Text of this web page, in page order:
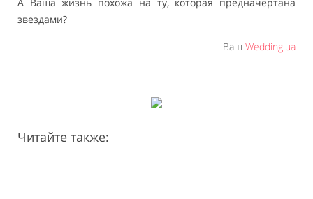
А Ваша жизнь похожа на ту, которая предначертана
звездами?
Ваш Wedding.ua
Читайте также: